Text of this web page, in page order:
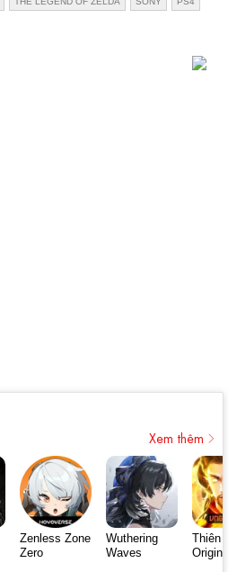
Xem thêm
Zenless Zone
Zero
Wuthering
Waves
Thiên
Origin